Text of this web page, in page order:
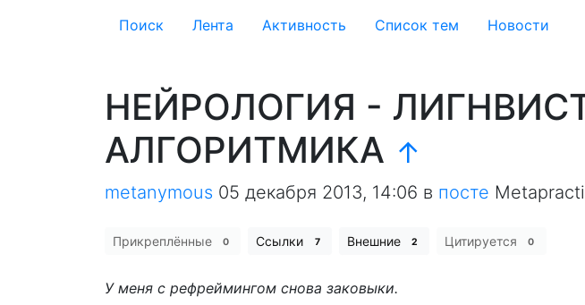
Поиск Лента Активность Cписок тем Новости
НЕЙРОЛОГИЯ -
АЛГОРИТМИКА ↑
metanymous 05 декабря 2013, 14:06 в посте
Прикреплённые 0 Ссылки 7 Внешние 2 Цитируется 0
У меня с рефреймингом снова заковыки.